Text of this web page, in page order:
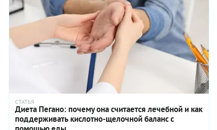
СТАТЬЯ
Диета Пегано: почему она считается лечебной и как
поддерживать кислотно-щелочной баланс с